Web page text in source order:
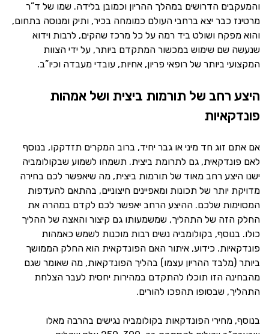
והמעקבים הדרושים במהלך ההריון וכמובן בלידה. שמו של ד”ר
מרטינז כבר יצא ברחבי העולם כמומחה בכיר, ותיק ומנוסה בתחום,
והוא מפקח ושולט ביד רמה על כל מרכז שהקים, לרבות וידוא
שנעשה שם שימוש במכשור המתקדם ביותר, על ידי הצוות
המקצועי ביותר של רופאי פריון, אחיות, עובדי מעבדה וכיו”ב.
היצע רחב של תורמות ביצית ושל אמהות
פונדקאיות
אם אתם זוג חד מיני או גבר יחיד, ברוב המקרים תזדקקו, בנוסף
לאם פונדקאית, גם לתרומת ביצית. תשמחו לשמוע שבקולומביה
ישנו היצע רחב מאוד של תורמות ביצית, מה שיאפשר לכם בחירה
מדויקת יותר של תכונות ומאפיינים חיצוניים, בהתאם להעדפות
המסוימות שלכם. ההיצע הרחב יאפשר לכם לקדם במהרה את
החלק הזה של התהליך, שמשמעותו גם קיצור והאצה של ההליך
כולו. בנוסף, בקולומביה נשים רבות מוכנות לשמש כאמהות
פונדקאיות. כידוע, איתור האם הפונדקאית הוא החלק הממושך
ביותר (מלבד ההריון עצמו) בהליך הפונדקאות, מה שאומר שגם
מהבחינה הזו תוכלו להתקדם במהירות יחסית לעבר הצלחת
התהליך, שבסופו תהפכו להורים.
בנוסף, מחירי הפונדקאות בקולומביה נגישים בהרבה מאלו